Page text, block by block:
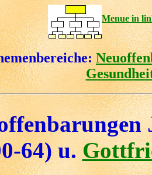
Menue in
64) u.